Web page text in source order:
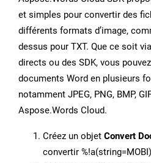
et simples pour convertir des
différents formats d’image,
dessus pour TXT. Que ce soit
directs ou des SDK, vous
documents Word en plusieurs
notamment JPEG, PNG, BMP,
Aspose.Words Cloud.
Créez un objet Convert
convertir